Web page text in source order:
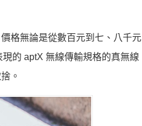
格無論是從數百元到七、八千元
的 aptX 無線傳輸規格的真無線
。